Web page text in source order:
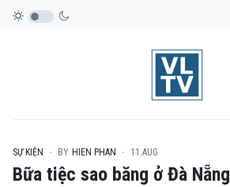
SỰ KIỆN BY HIEN PHAN 11.AUG
Bữa tiệc sao băng ở Đà Nẵng